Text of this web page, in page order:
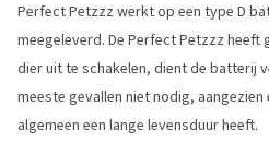
Perfect Petzzz werkt op een type D
meegeleverd. De Perfect Petzzz heeft
dier uit te schakelen, dient de batterij
meeste gevallen niet nodig,
algemeen een lange levensduur heeft.